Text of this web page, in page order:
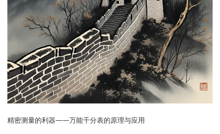
精密测量的利器——万能千分表的原理与应用